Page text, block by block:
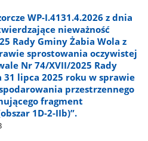
WP-I.4131.4.2026 z dnia
nieważność
Rady Gminy Żabia Wola z
sprostowania oczywistej
Nr 74/XVII/2025 Rady
31 lipca 2025 roku w sprawie
przestrzennego
fragment
1D-2-IIb)”.